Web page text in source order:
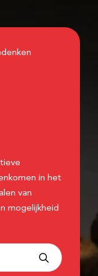
in het
van
mogelijkheid